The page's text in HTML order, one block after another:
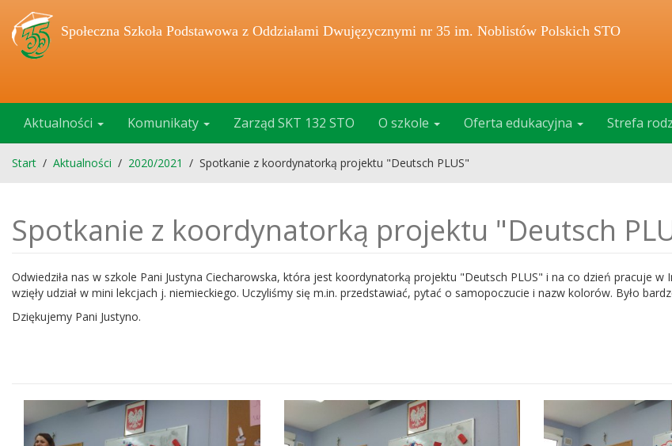
Społeczna Szkoła Podstawowa z Oddziałami Dwujęzycznymi nr 35 im. Noblistów Polskich STO
Aktualności Komunikaty Zarząd SKT 132 STO O szkole Oferta edukacyjna Strefa
Start / Aktualności / 2020/2021 / Spotkanie z koordynatorką projektu "Deutsch PLUS"
Spotkanie z koordynatorką projektu "Deutsch
Odwiedziła nas w szkole Pani Justyna Ciecharowska, która jest koordynatorką projektu "Deutsch PLUS" i na co dzień pracuje
wzięły udział w mini lekcjach j. niemieckiego. Uczyliśmy się m.in. przedstawiać, pytać o samopoczucie i nazw kolorów. Było
Dziękujemy Pani Justyno.